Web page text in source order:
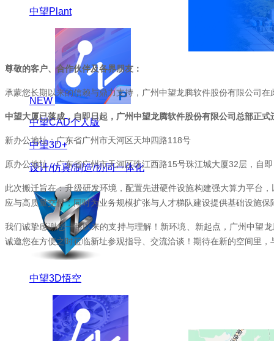
中望Plant
NEW
中望CAD个人版
中望3D+
设计/仿真/制造/协同一体化
中望3D悟空
尊敬的客户、合作伙伴及各界朋友：
承蒙您长期以来的信赖与鼎力支持，广州中望龙腾软件股份有限公司
中望大厦已落成，自即日起，广州中望龙腾软件股份有限公司总部正式
新办公地址：广东省广州市天河区天坤四路118号
原办公地址：广东省广州市天河区珠江西路15号珠江城大厦32层，自
此次搬迁旨在：升级研发环境，配置先进硬件设施构建强大算力平台
应与高质量交付；同时为业务规模扩张与人才梯队建设提供基础设施
我们诚挚感谢您一路以来的支持与理解！新环境、新起点，广州中望
诚邀您在方便之时莅临新址参观指导、交流洽谈！期待在新的空间里